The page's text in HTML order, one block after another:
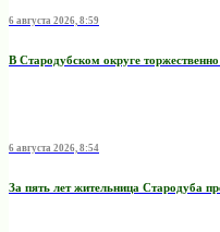
6 августа 2026, 8:59
В Стародубском округе
6 августа 2026, 8:54
За пять лет жительница Стародуба